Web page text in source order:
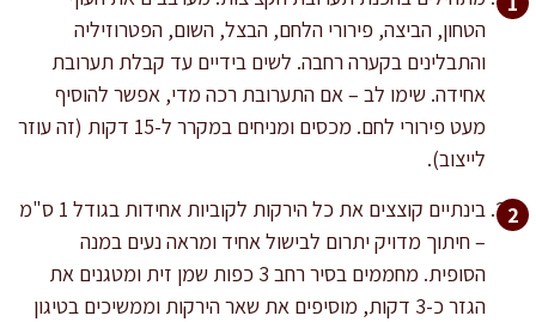
הטחון, הביצה, פירורי הלחם, הבצל, השום, הפטרוזיליה
והתבלינים בקערה רחבה. לשים בידיים עד קבלת תערובת
אחידה. שימו לב – אם התערובת רכה מדי, אפשר להוסיף
מעט פירורי לחם. מכסים ומניחים במקרר ל-15 דקות (זה עוזר
לייצוב).
בינתיים קוצצים את כל הירקות לקוביות אחידות בגודל 1 ס"מ
– חיתוך מדויק יתרום לבישול אחיד ומראה נעים במנה
הסופית. מחממים בסיר רחב 3 כפות שמן זית ומטגנים את
הגזר כ-3 דקות, מוסיפים את שאר הירקות וממשיכים בטיגון